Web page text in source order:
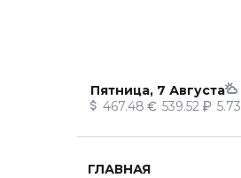
Пятница, 7 Августа
467.48 539.52 5.73
ГЛАВНАЯ